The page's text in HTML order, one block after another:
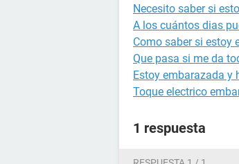
Necesito saber si
A los cuántos dias
Como saber si estoy
Que pasa si me da
Estoy embarazada y
Toque electrico
1 respuesta